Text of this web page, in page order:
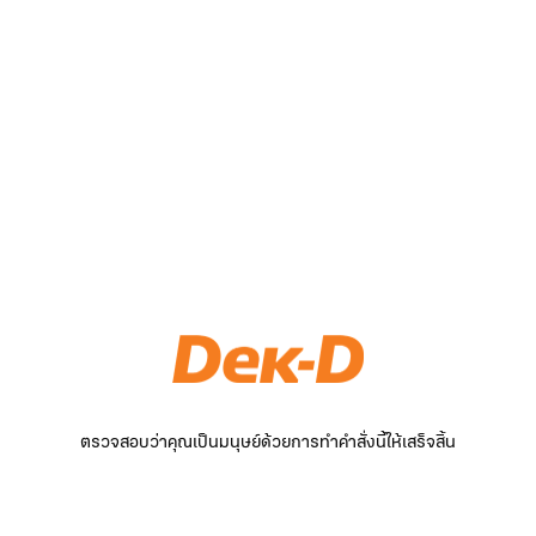
ตรวจสอบว่าคุณเป็นมนุษย์ด้วยการทำคำสั่งนี้ให้เสร็จสิ้น